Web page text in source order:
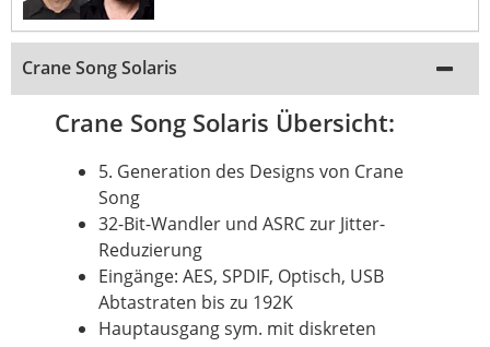
Crane Song Solaris
Crane Song Solaris Übersicht:
5. Generation des Designs von Crane
Song
32-Bit-Wandler und ASRC zur Jitter-
Reduzierung
Eingänge: AES, SPDIF, Optisch, USB
Abtastraten bis zu 192K
Hauptausgang sym. mit diskreten